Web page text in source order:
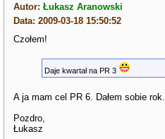
Autor:Łukasz Aranowski
Data: 2009-03-18 15:50:52
Czołem!
Daje kwartał na PR 3
A ja mam cel PR 6. Dałem sobie rok.
Pozdro,
Łukasz